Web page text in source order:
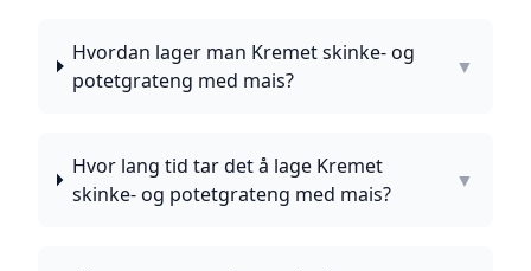
Hvordan lager man Kremet skinke- og
potetgrateng med mais?
▼
Hvor lang tid tar det å lage Kremet
skinke- og potetgrateng med mais?
▼